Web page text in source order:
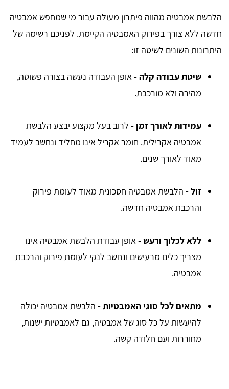
הלבשת אמבטיה מהווה פיתרון מעולה עבור מי שמחפש אמבטיה
חדשה ללא צורך בפירוק האמבטיה הקיימת. לפניכם רשימה של
היתרונות השונים לשיטה זו:
שיטת עבודה קלה -אופן העבודה נעשה בצורה פשוטה,
מהירה ולא מורכבת.
עמידות לאורך זמן - לרוב בעל מקצוע יבצע הלבשת
אמבטיה אקרילית. חומר אקריל אינו מחליד ונחשב לעמיד
מאוד לאורך שנים.
זול - הלבשת אמבטיה חסכונית מאוד לעומת פירוק
והרכבת אמבטיה חדשה.
ללא לכלוך ורעש -אופן עבודת הלבשת אמבטיה אינו
מצריך כלים מרעישים ונחשב לנקי לעומת פירוק והרכבת
אמבטיה.
מתאים לכל סוגי האמבטיות - הלבשת אמבטיה יכולה
להיעשות על כל סוג של אמבטיה, גם לאמבטיות ישנות,
מחוררות ועם חלודה קשה.